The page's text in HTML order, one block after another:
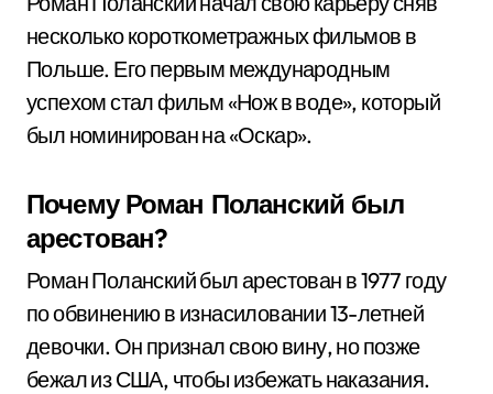
несколько короткометражных фильмов в
Польше. Его первым международным
успехом стал фильм «Нож в воде», который
был номинирован на «Оскар».
Почему Роман Поланский был
арестован?
Роман Поланский был арестован в 1977 году
по обвинению в изнасиловании 13-летней
девочки. Он признал свою вину, но позже
бежал из США, чтобы избежать наказания.